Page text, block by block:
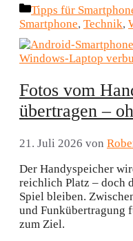
Kategorien
Tipps für
Smartphone, Technik,
Fotos vom
übertragen –
21. Juli 2026 von
Der Handyspeicher
reichlich Platz – doch
Spiel bleiben.
und Funkübertragung
zum Ziel.